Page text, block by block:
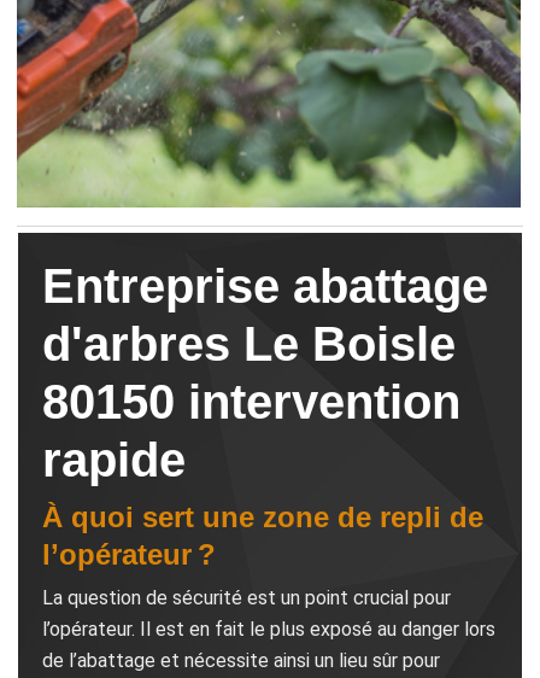
Entreprise abattage
d'arbres Le Boisle
80150 intervention
rapide
À quoi sert une zone de repli de
l’opérateur ?
La question de sécurité est un point crucial pour
l’opérateur. Il est en fait le plus exposé au danger lors
de l’abattage et nécessite ainsi un lieu sûr pour